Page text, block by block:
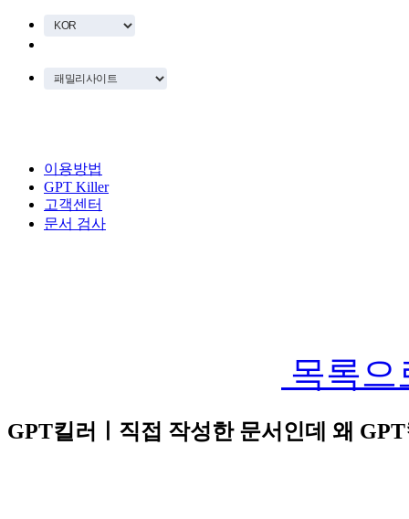
이용방법
GPT Killer
고객센터
문서 검사
목록으
GPT킬러ㅣ직접 작성한 문서인데 왜